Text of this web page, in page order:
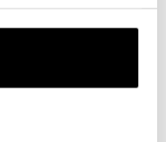
ja
varata
tai sortseja
löytyy nyt myös